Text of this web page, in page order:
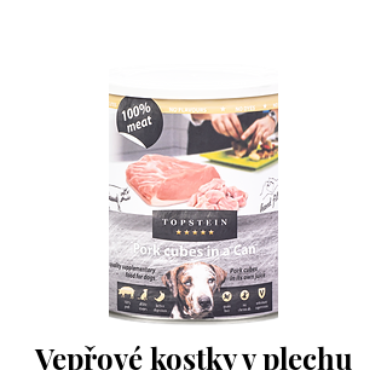
Vepřové kostky v plechu